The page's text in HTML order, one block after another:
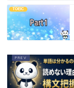
TOEIC